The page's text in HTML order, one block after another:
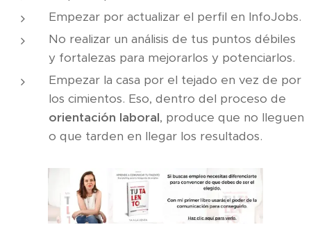
Empezar por actualizar el perfil en InfoJobs.
No realizar un análisis de tus puntos débiles
y fortalezas para mejorarlos y potenciarlos.
Empezar la casa por el tejado en vez de por
los cimientos. Eso, dentro del proceso de
orientación laboral, produce que no lleguen
o que tarden en llegar los resultados.